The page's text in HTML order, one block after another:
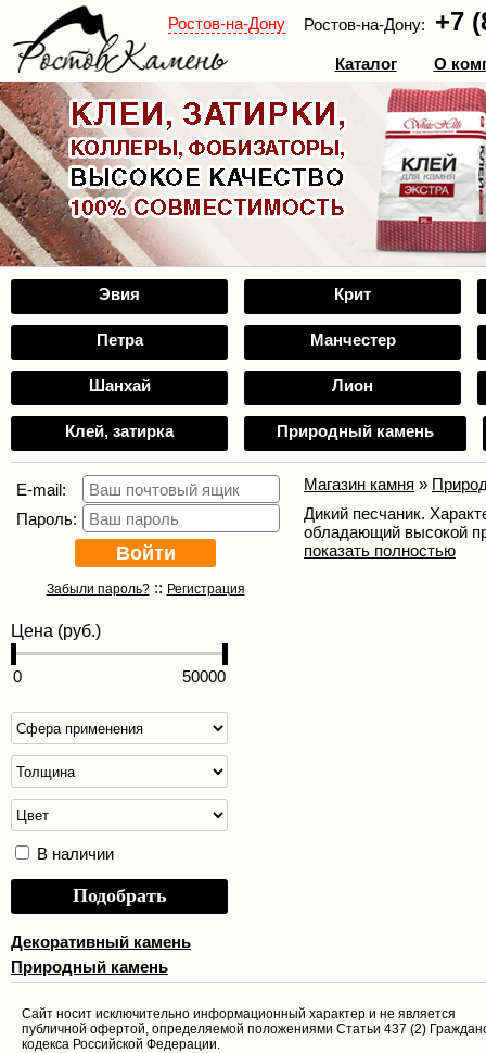
Ростов-на-Дону Ростов-на-Дону: +7
Каталог О
Эвия Крит
Петра Манчестер
Шанхай Лион
Клей, затирка Природный камень
E-mail:
Пароль:
Забыли пароль?:: Регистрация
Цена (руб.)
В наличии
Подобрать
Декоративный камень
Природный камень
Магазин камня »
Дикий песчаник.
обладающий высокой
показать полностью
Cайт носит исключительно информационный характер и не является
публичной офертой, определяемой положениями Статьи 437 (2)
кодекса Российской Федерации.